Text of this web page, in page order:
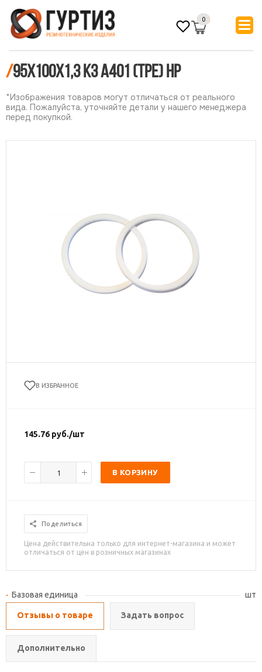
0
/95х100х1,3 КЗ А401 (ТРЕ) НР
*Изображения товаров могут отличаться от реального
вида. Пожалуйста, уточняйте детали у нашего менеджера
перед покупкой.
В ИЗБРАННОЕ
145.76 руб./шт
В КОРЗИНУ
Поделиться
Цена действительна только для интернет-магазина и может
отличаться от цен в розничных магазинах
Базовая единица шт
Отзывы о товаре Задать вопрос
Дополнительно